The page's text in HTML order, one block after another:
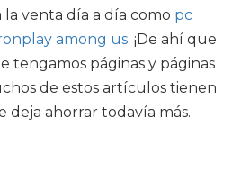
venta día a día como pc
among us. ¡De ahí que
tengamos páginas y páginas
de estos artículos tienen
ahorrar todavía más.